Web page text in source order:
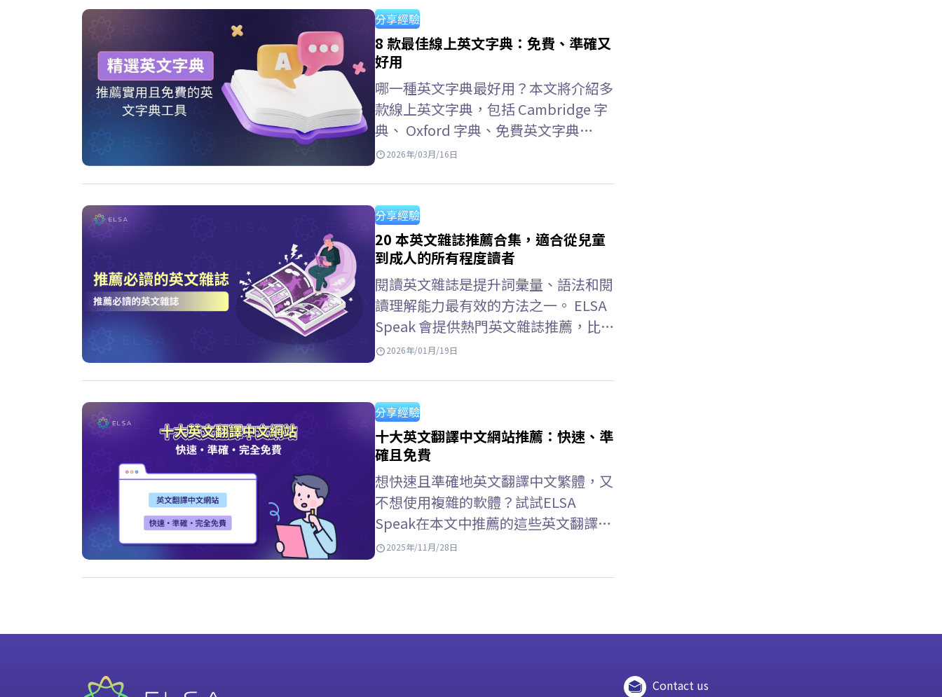
系統，特別適合在家自學英語的學習
者。 ELSA Speak 應用程式上做英文筆
記 ELSA Speak 新增了英語單字筆記與
複習功能。學習者可以在…
分享經驗
8 款最佳線上英文字典：免費、準確又
好用
哪一種英文字典最好用？本文將介紹多
款線上英文字典，包括 Cambridge 字
典、 Oxford 字典、免費英文字典
APP，以及常見的英文字典查詢方式。
2026年/03月/16日
分享經驗
20 本英文雜誌推薦合集，適合從兒童
到成人的所有程度讀者
閱讀英文雜誌是提升詞彙量、語法和閱
讀理解能力最有效的方法之一。 ELSA
Speak 會提供熱門英文雜誌推薦，比較
它們的難度級別，並介紹免費的線上閱
彙量：在真實脈絡中接觸涵蓋經濟、文
化、科學等多個領域的豐富詞彙。 提
升社會認知：用英语更新全球新闻、趋
势和问题。 增強語言反應能力：熟悉
句型結構和自然表達，提升閱讀理解能
力。 提升綜合技能：透過日常閱讀習
慣，間接提升聽、說、寫能力。 >>增
强詞彙：…
2026年/01月/19日
分享經驗
十大英文翻譯中文網站推薦：快速、準
確且免費
想快速且準確地英文翻譯中文繁體，又
不想使用複雜的軟體？試試ELSA
Speak在本文中推薦的這些英文翻譯中
文網站－方便易用，而且完全免費！
2025年/11月/28日
Contact us